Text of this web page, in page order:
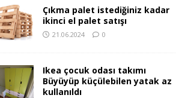
Çıkma palet istediğiniz kadar
ikinci el palet satışı
21.06.2024 0
Ikea çocuk odası takımı
Büyüyüp küçülebilen yatak az
kullanıldı